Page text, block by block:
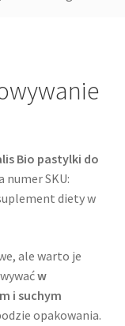
Bio pastylki do
numer SKU:
diety w
ale warto je
w
i suchym
opakowania.